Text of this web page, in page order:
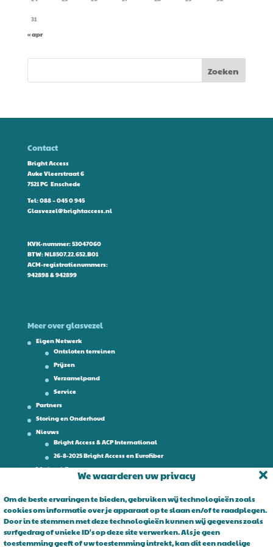
We waarderen uw privacy
Om de beste ervaringen te bieden, gebruiken wij technologieën zoals
cookies om informatie over je apparaat op te slaan en/of te raadplegen.
Door in te stemmen met deze technologieën kunnen wij gegevens zoals
surfgedrag of unieke ID's op deze site verwerken. Als je geen
toestemming geeft of uw toestemming intrekt, kan dit een nadelige
31
« apr
Contact
Bright Access
Auke Vleerstraat 6
7521 PG Enschede
Tel:088 – 045 0 945
Glasvezel@brightaccess.nl
KVK-nummer: 53047060
BTW: NL8507.22.652.B01
ACM-registratienummers:
942898 & 942899
Meer over glasvezel
Eigen Netwerk
Ontsloten terreinen
Prijzen
Verzamelpand
Service
Partners
Storing en Onderhoud
Nieuws
Bright Access & ACP International
26-8-2025 Bright Access en Eurofiber
Werken bij
Over Bright Access
Glasvezel voor ondernemers. Al 15 jaar is Bright Access dé glasvezel